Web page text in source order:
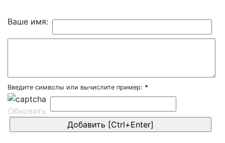
Ваше имя:
Введите символы или вычислите пример: *
Обновить